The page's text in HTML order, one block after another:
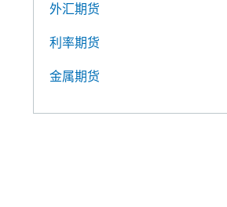
外汇期货
利率期货
金属期货